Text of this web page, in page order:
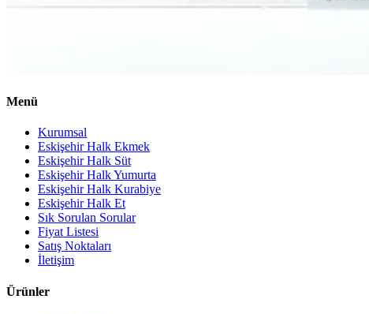
Menü
Kurumsal
Eskişehir Halk Ekmek
Eskişehir Halk Süt
Eskişehir Halk Yumurta
Eskişehir Halk Kurabiye
Eskişehir Halk Et
Sık Sorulan Sorular
Fiyat Listesi
Satış Noktaları
İletişim
Ürünler